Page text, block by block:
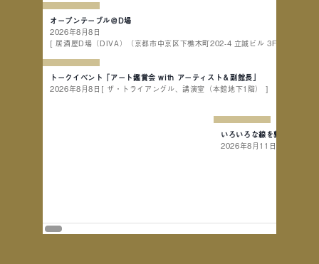
オープンテーブル＠D場
2026年8月8日
[ 居酒屋D場（DIVA）（京都市中京区下樵木町202-4 立誠ビル 3F） ]
トークイベント「アート鑑賞会 with アーティスト＆副館長」
2026年8月8日 [ ザ・トライアングル、講演室（本館地下1階） ]
いろいろな線を繋いで新し
2026年8月11日